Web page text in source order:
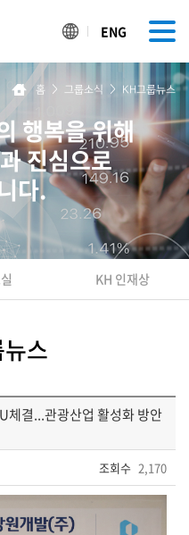
ENG
행복을 위해
진심으로
다.
KH 인재상
홈 > 그룹소식 > KH그룹뉴스
스
체결...관광산업 활성화 방안
조회수 2,170